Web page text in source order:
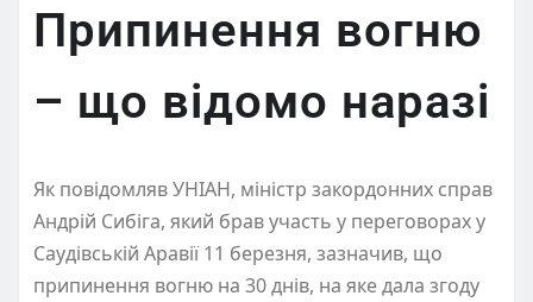
Припинення вогню
– що відомо наразі
Як повідомляв УНІАН, міністр закордонних справ
Андрій Сибіга, який брав участь у переговорах у
Саудівській Аравії 11 березня, зазначив, що
припинення вогню на 30 днів, на яке дала згоду